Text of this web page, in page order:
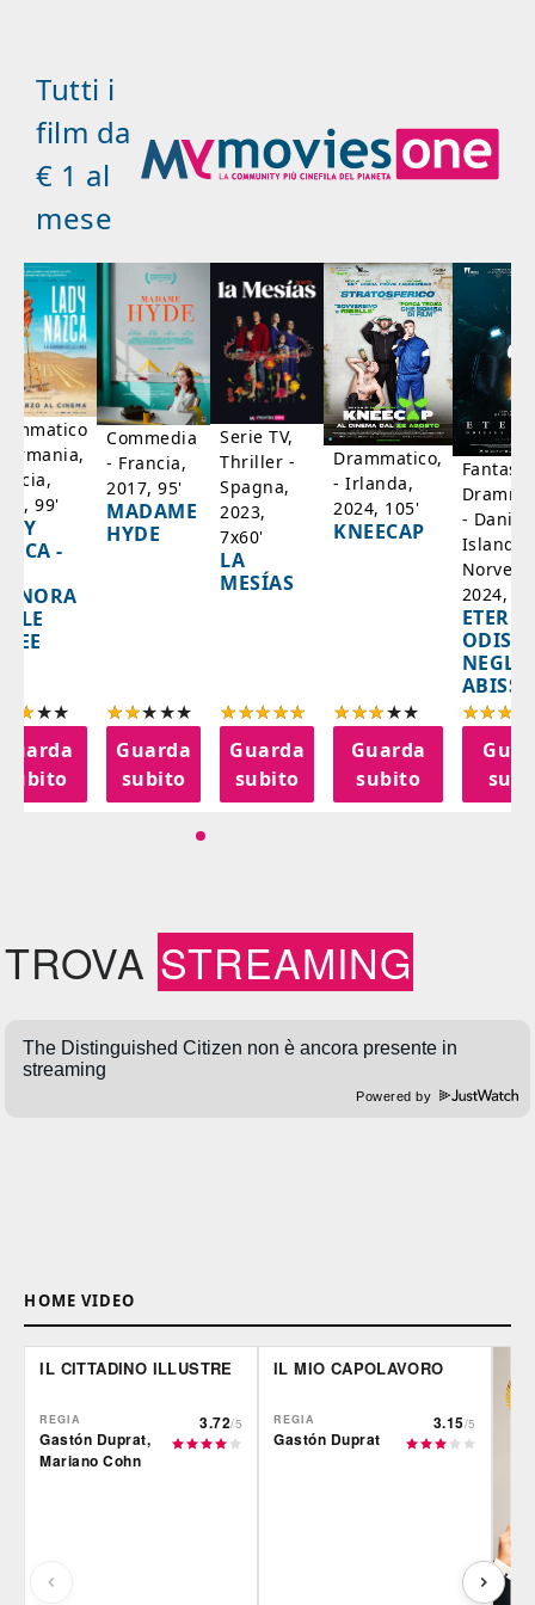
Tutti i
film da
€ 1 al
mese
99'
-
subito
Commedia
- Francia,
2017, 95'
MADAME
HYDE
Guarda
subito
Serie TV,
Thriller -
Spagna,
2023,
7x60'
LA
MESÍAS
Guarda
subito
Drammatico,
- Irlanda,
2024, 105'
KNEECAP
Guarda
subito
-
Islanda,
2024,
NEGLI
ABISSI
TROVA STREAMING
Powered by
HOME VIDEO
IL CITTADINO ILLUSTRE
REGIA
Gastón Duprat,
Mariano Cohn
3.72/5
IL MIO CAPOLAVORO
REGIA
Gastón Duprat
3.15/5